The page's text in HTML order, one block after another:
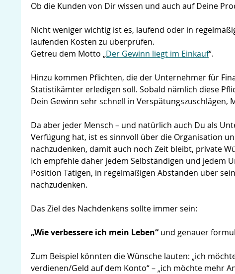
Ob die Kunden von Dir wissen und auch auf Deine
Nicht weniger wichtig ist es, laufend oder in
laufenden Kosten zu überprüfen.
Getreu dem Motto „Der Gewinn liegt im Einkauf“.
Hinzu kommen Pflichten, die der Unternehmer für
Statistikämter erledigen soll. Sobald nämlich diese
Dein Gewinn sehr schnell in Verspätungszuschlägen,
Da aber jeder Mensch – und natürlich auch Du als
Verfügung hat, ist es sinnvoll über die Organisation
nachzudenken, damit auch noch Zeit bleibt, private
Ich empfehle daher jedem Selbständigen und jedem
Position Tätigen, in regelmäßigen Abständen über
nachzudenken.
Das Ziel des Nachdenkens sollte immer sein:
„Wie verbessere ich mein Leben“ und genauer
Zum Beispiel könnten die Wünsche lauten: „ich
verdienen/Geld auf dem Konto“ – „ich möchte mehr